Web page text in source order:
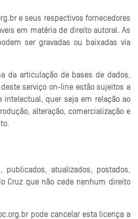
e seus respectivos fornecedores
em matéria de direito autoral. As
ser gravadas ou baixadas via
da articulação de bases de dados,
serviço on-line estão sujeitos a
quer seja em relação ao
alteração, comercialização e
atualizados, postados,
Cruz que não cede nenhum direito
pode cancelar esta licença a